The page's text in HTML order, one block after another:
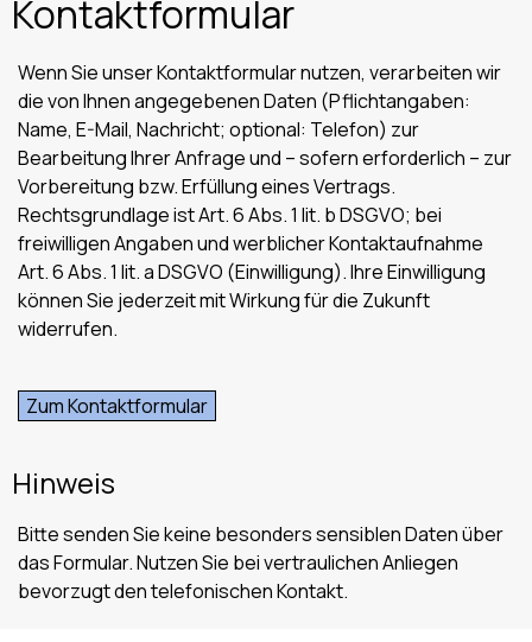
Kontaktformular
Wenn Sie unser Kontaktformular nutzen, verarbeiten wir
die von Ihnen angegebenen Daten (Pflichtangaben:
Name, E-Mail, Nachricht; optional: Telefon) zur
Bearbeitung Ihrer Anfrage und – sofern erforderlich – zur
Vorbereitung bzw. Erfüllung eines Vertrags.
Rechtsgrundlage ist Art. 6 Abs. 1 lit. b DSGVO; bei
freiwilligen Angaben und werblicher Kontaktaufnahme
Art. 6 Abs. 1 lit. a DSGVO (Einwilligung). Ihre Einwilligung
können Sie jederzeit mit Wirkung für die Zukunft
widerrufen.
Zum Kontaktformular
Hinweis
Bitte senden Sie keine besonders sensiblen Daten über
das Formular. Nutzen Sie bei vertraulichen Anliegen
bevorzugt den telefonischen Kontakt.